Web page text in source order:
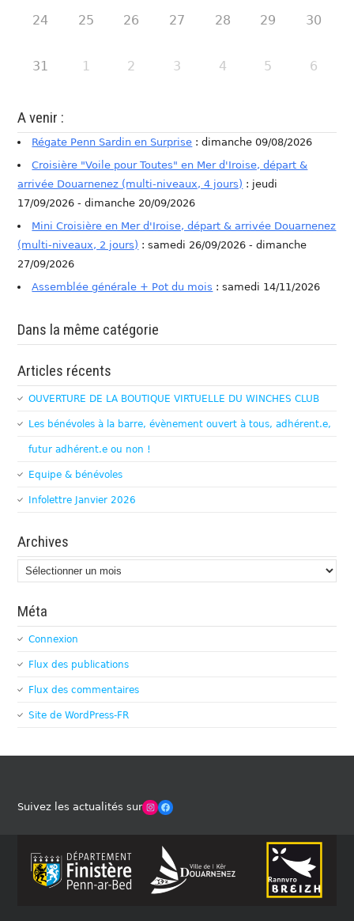
24 25 26 27 28 29 30
31 1 2 3 4 5 6
A venir :
Régate Penn Sardin en Surprise : dimanche 09/08/2026
Croisière "Voile pour Toutes" en Mer d'Iroise, départ &
arrivée Douarnenez (multi-niveaux, 4 jours) : jeudi
17/09/2026 - dimanche 20/09/2026
Mini Croisière en Mer d'Iroise, départ & arrivée Douarnenez
(multi-niveaux, 2 jours) : samedi 26/09/2026 - dimanche
27/09/2026
Assemblée générale + Pot du mois : samedi 14/11/2026
Dans la même catégorie
Articles récents
OUVERTURE DE LA BOUTIQUE VIRTUELLE DU WINCHES CLUB
Les bénévoles à la barre, évènement ouvert à tous, adhérent.e,
futur adhérent.e ou non !
Equipe & bénévoles
Infolettre Janvier 2026
Archives
Archives
Méta
Connexion
Flux des publications
Flux des commentaires
Site de WordPress-FR
Suivez les actualités surWinches Club OfficielFacebook